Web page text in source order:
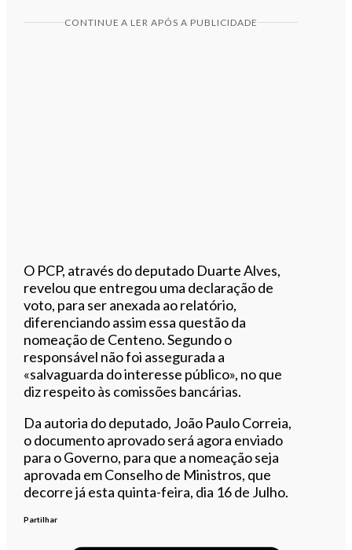
CONTINUE A LER APÓS A PUBLICIDADE
O PCP, através do deputado Duarte Alves,
revelou que entregou uma declaração de
voto, para ser anexada ao relatório,
diferenciando assim essa questão da
nomeação de Centeno. Segundo o
responsável não foi assegurada a
«salvaguarda do interesse público», no que
diz respeito às comissões bancárias.
Da autoria do deputado, João Paulo Correia,
o documento aprovado será agora enviado
para o Governo, para que a nomeação seja
aprovada em Conselho de Ministros, que
decorre já esta quinta-feira, dia 16 de Julho.
Partilhar